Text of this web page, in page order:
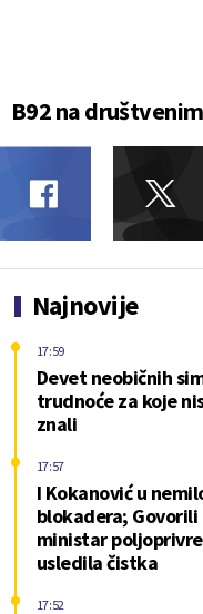
B92 na
Najnovije
Devet neobičnih
trudnoće za koje
znali
17:59
I Kokanović u
blokadera; Govorili
ministar
usledila čistka
17:57
17:52